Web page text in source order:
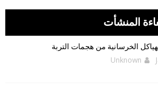
المنشأت
الخرسانية من هجمات التربة
Unknown